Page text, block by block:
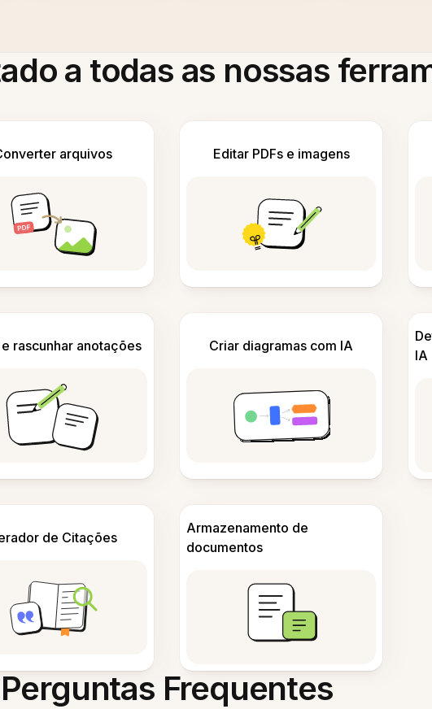
a todas as nossas
arquivos Editar PDFs e imagens
rascunhar anotações Criar diagramas com IA
IA
de Citações
Armazenamento de
documentos
Perguntas Frequentes